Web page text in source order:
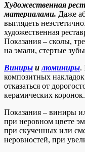
Художественная
материалами. Даже
выглядеть
художественная
Показания – сколы,
на эмали, стертые
Виниры илюминиры.
композитных
отказаться от
керамических коронок.
Показания – виниры
при неровном цвете
при скученных или
неровностей, при